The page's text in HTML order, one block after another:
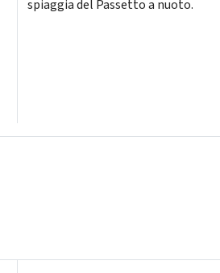
spiaggia del Passetto a nuoto.